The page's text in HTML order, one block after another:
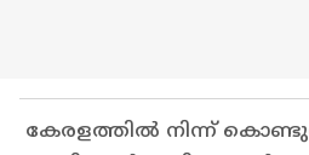
കേരളത്തിൽ നിന്ന്